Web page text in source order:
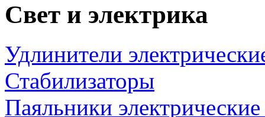
Свет и электрика
Удлинители
Стабилизаторы
Паяльники